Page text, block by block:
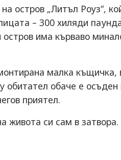
остров „Литъл Роуз“,
– 300 хиляди
има кърваво
малка
обаче е осъден
приятел.
живота си сам в затвора.